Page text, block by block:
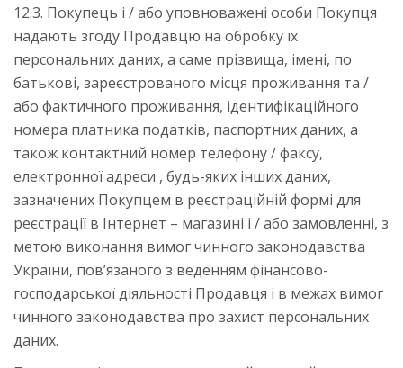
12.3. Покупець і / або уповноважені особи Покупця
надають згоду Продавцю на обробку їх
персональних даних, а саме прізвища, імені, по
батькові, зареєстрованого місця проживання та /
або фактичного проживання, ідентифікаційного
номера платника податків, паспортних даних, а
також контактний номер телефону / факсу,
електронної адреси , будь-яких інших даних,
зазначених Покупцем в реєстраційній формі для
реєстрації в Інтернет – магазині і / або замовленні, з
метою виконання вимог чинного законодавства
України, пов’язаного з веденням фінансово-
господарської діяльності Продавця і в межах вимог
чинного законодавства про захист персональних
даних.